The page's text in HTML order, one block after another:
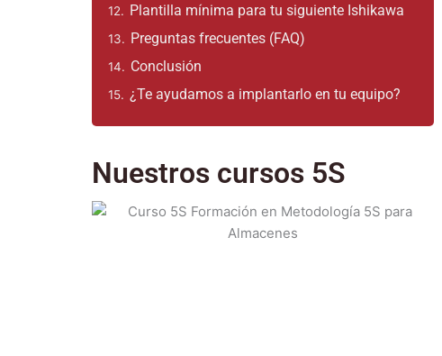
12. Plantilla mínima para tu siguiente Ishikawa
13. Preguntas frecuentes (FAQ)
14. Conclusión
15. ¿Te ayudamos a implantarlo en tu equipo?
Nuestros cursos 5S